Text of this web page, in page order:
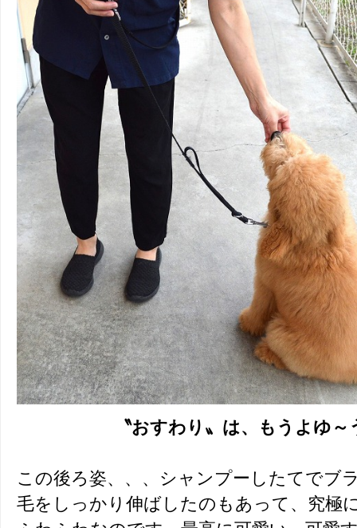
〝おすわり〟は、もうよゆ
この後ろ姿、、、シャンプーしたてでブ
毛をしっかり伸ばしたのもあって、究極